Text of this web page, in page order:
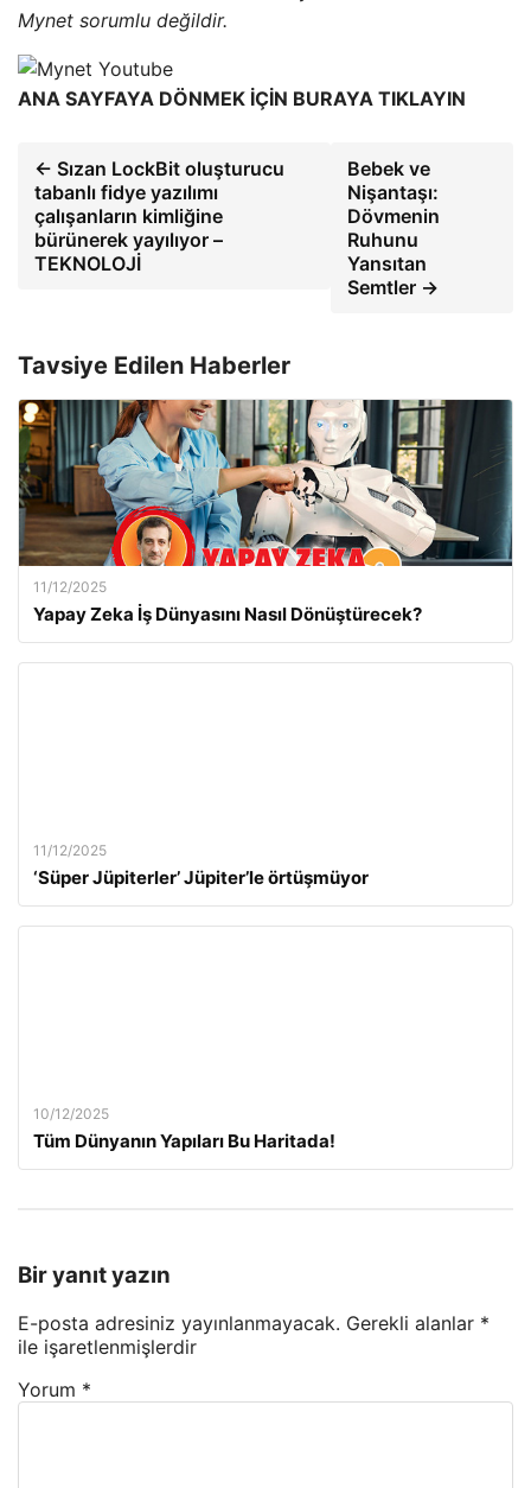
Mynet sorumlu değildir.
ANA SAYFAYA DÖNMEK İÇİN BURAYA TIKLAYIN
← Sızan LockBit oluşturucu
tabanlı fidye yazılımı
çalışanların kimliğine
bürünerek yayılıyor –
TEKNOLOJİ
Bebek ve
Nişantaşı:
Dövmenin
Ruhunu
Yansıtan
Semtler →
Tavsiye Edilen Haberler
11/12/2025
Yapay Zeka İş Dünyasını Nasıl Dönüştürecek?
11/12/2025
‘Süper Jüpiterler’ Jüpiter’le örtüşmüyor
10/12/2025
Tüm Dünyanın Yapıları Bu Haritada!
Bir yanıt yazın
E-posta adresiniz yayınlanmayacak. Gerekli alanlar *
ile işaretlenmişlerdir
Yorum *